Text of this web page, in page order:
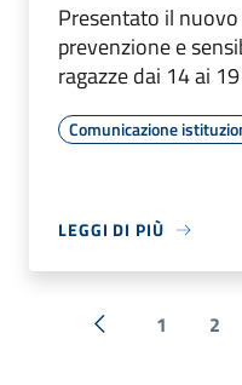
Presentato il
prevenzione e
ragazze dai 14 ai
Comunicazione
LEGGI DI PIÙ
« Precedente
1 2